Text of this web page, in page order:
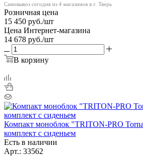
Самовывоз сегодня из 4 магазинов в г. Тверь
Розничная цена
15 450 руб./шт
Цена Интернет-магазина
14 678 руб./шт
В корзину
Компакт моноблок "TRITON-PRO
комплект с сиденьем
Есть в наличии
Арт.: 33562